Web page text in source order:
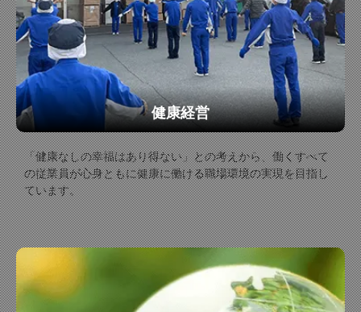
健康経営
「健康なしの幸福はあり得ない」との考えから、働くすべて
の従業員が心身ともに健康に働ける職場環境の実現を目指し
ています。